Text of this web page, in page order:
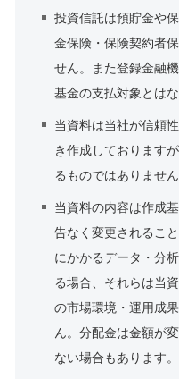
投資信託は預貯金や
金保険・保険契約者
せん。また登録金融
基金の支払対象とはな
当資料は当社が信頼
き作成しております
るものではありません
当資料の内容は作成
告なく変更されるこ
にかかるデータ・分
る場合、それらは当
の市場環境・運用成
ん。分配金は金額が
ない場合もあります。